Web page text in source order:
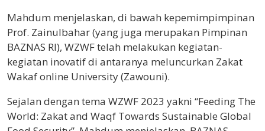
Mahdum menjelaskan, di bawah kepemimpimpinan
Prof. Zainulbahar (yang juga merupakan Pimpinan
BAZNAS RI), WZWF telah melakukan kegiatan-
kegiatan inovatif di antaranya meluncurkan Zakat
Wakaf online University (Zawouni).
Sejalan dengan tema WZWF 2023 yakni “Feeding The
World: Zakat and Waqf Towards Sustainable Global